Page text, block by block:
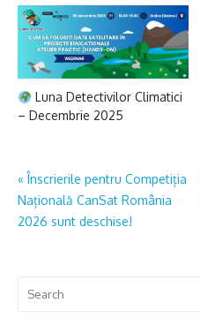
Luna Detectivilor Climatici
– Decembrie 2025
Post
navigation
«Înscrierile pentru Competiția
Națională CanSat România
2026 sunt deschise!